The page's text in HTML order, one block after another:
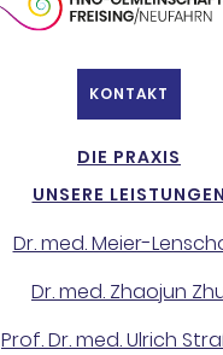
KONTAKT
DIE PRAXIS
UNSERE LEISTUNGEN
Dr. med. Meier-
Dr. med. Zhaojun
Prof. Dr. med. Ulrich